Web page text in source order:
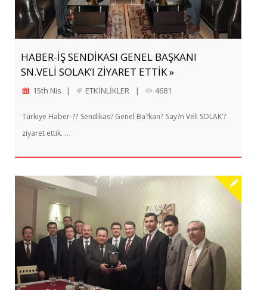
HABER-İŞ SENDİKASI GENEL BAŞKANI
SN.VELİ SOLAK’I ZİYARET ETTİK »
15th Nis | ETKİNLİKLER | 4681
Türkiye Haber-?? Sendikas? Genel Ba?kan? Say?n Veli SOLAK’?
ziyaret ettik. …